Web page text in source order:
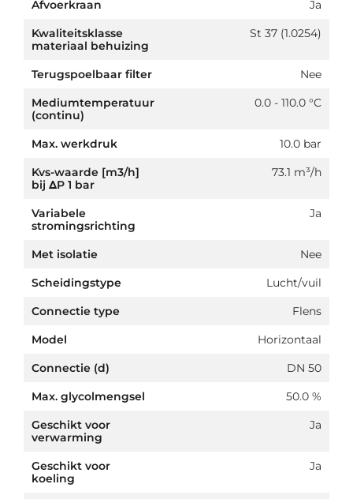
Afvoerkraan
Ja
Kwaliteitsklasse
materiaal behuizing
St 37 (1.0254)
Terugspoelbaar filter
Nee
Mediumtemperatuur
(continu)
0.0 - 110.0 °C
Max. werkdruk
10.0 bar
Kvs-waarde [m3/h]
bij ΔP 1 bar
73.1 m³/h
Variabele
stromingsrichting
Ja
Met isolatie
Nee
Scheidingstype
Lucht/vuil
Connectie type
Flens
Model
Horizontaal
Connectie (d)
DN 50
Max. glycolmengsel
50.0 %
Geschikt voor
verwarming
Ja
Geschikt voor
koeling
Ja